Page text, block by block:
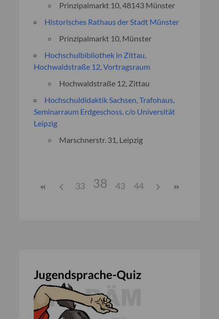
Prinzipalmarkt 10, 48143 Münster
Historisches Rathaus der Stadt Münster
Prinzipalmarkt 10, Münster
Hochschulbibliothek in Zittau,
Hochwaldstraße 12, Vortragsraum
Hochwaldstraße 12, Zittau
Hochschuldidaktik Sachsen, Trafohaus,
Seminarraum Erdgeschoss, c/o Universität
Leipzig
Marschnerstr. 31, Leipzig
33 38 43 44